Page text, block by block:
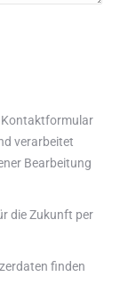
Kontaktformular
verarbeitet
Bearbeitung
die Zukunft per
finden